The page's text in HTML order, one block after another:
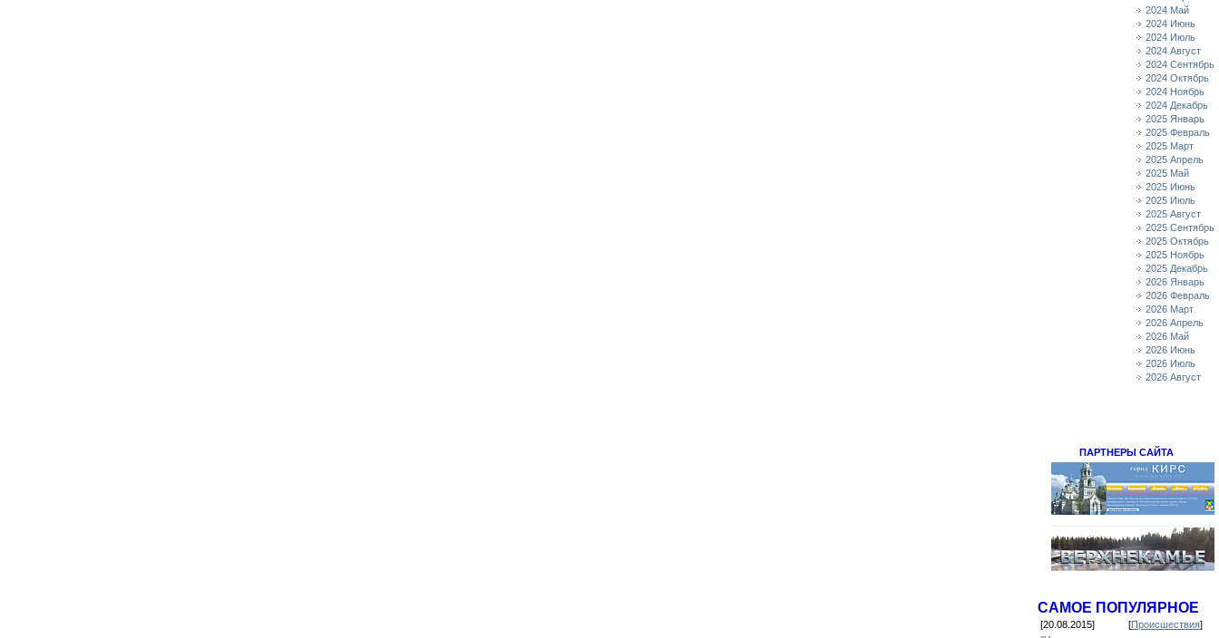
2024 Май
2024 Июнь
2024 Июль
2024 Август
2024 Сентябрь
2024 Октябрь
2024 Ноябрь
2024 Декабрь
2025 Январь
2025 Февраль
2025 Март
2025 Апрель
2025 Май
2025 Июнь
2025 Июль
2025 Август
2025 Сентябрь
2025 Октябрь
2025 Ноябрь
2025 Декабрь
2026 Январь
2026 Февраль
2026 Март
2026 Апрель
2026 Май
2026 Июнь
2026 Июль
2026 Август
ПАРТНЕРЫ САЙТА
САМОЕ ПОПУЛЯРНОЕ
[20.08.2015] [Происшествия]